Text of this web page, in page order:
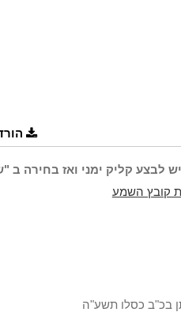
לבצע קליק ימני ואז בחירה ב
קובץ השמע
בכ"ב כסלו תשע"ה